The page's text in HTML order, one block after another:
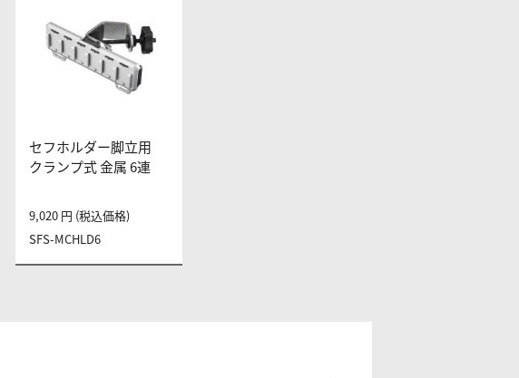
セフホルダー脚立用
クランプ式 金属 6連
SFS-MCHLD6
9,020 円 (税込価格)